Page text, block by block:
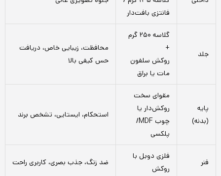
فانتزی بافت‌دار
جلد
گلاسه ۲۵۰ گرم
+
روکش سلفون
مات یا براق
محافظت، زیبایی خاص، دریافت
حس کیفی بالا
پایه
(بدنه)
مقوای سخت
روکش‌دار یا
چوب MDF/
پلکسی
استحکام، ایستایی، تشخص برند
فنر
فلزی دوبل با
روکش
ضد زنگ، جذب بصری، کاربری راحت